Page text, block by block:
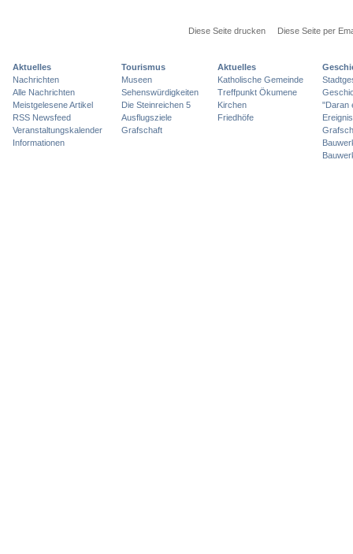
Diese Seite drucken Diese Seite per
Aktuelles
Nachrichten
Alle Nachrichten
Meistgelesene Artikel
RSS Newsfeed
Veranstaltungskalender
Informationen
Tourismus
Museen
Sehenswürdigkeiten
Die Steinreichen 5
Ausflugsziele
Grafschaft
Aktuelles
Katholische Gemeinde
Treffpunkt Ökumene
Kirchen
Friedhöfe
"Daran